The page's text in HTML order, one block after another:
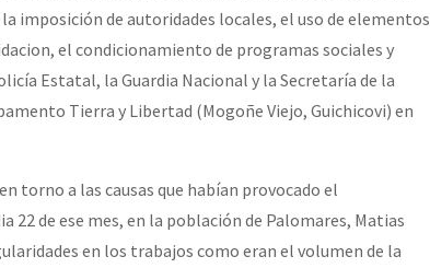
imposición de autoridades locales, el uso de elementos
el condicionamiento de programas sociales y
Estatal, la Guardia Nacional y la Secretaría de la
Tierra y Libertad (Mogoñe Viejo, Guichicovi) en
torno a las causas que habían provocado el
de ese mes, en la población de Palomares, Matias
en los trabajos como eran el volumen de la